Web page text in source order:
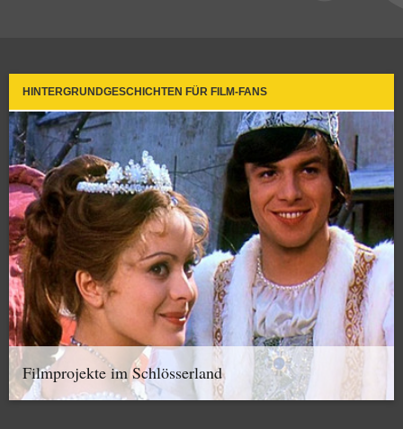
HINTERGRUNDGESCHICHTEN FÜR FILM-FANS
Filmprojekte im Schlösserland